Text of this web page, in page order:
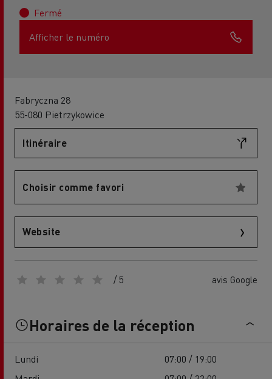
Fermé
Afficher le numéro
Fabryczna 28
55-080 Pietrzykowice
Itinéraire
Choisir comme favori
Website
/ 5 avis Google
Horaires de la réception
Lundi
07:00 / 19:00